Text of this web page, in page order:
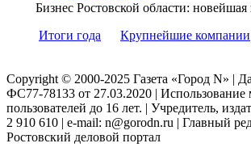
Бизнес Ростовской области: новейшая
Итоги года
Крупнейшие компании
Copyright © 2000-2025 Газета «Город N» |
ФС77-78133 от 27.03.2020 |
пользователей до 16 лет. | Учредитель,
2 910 610 | e-mail: n@gorodn.ru | Главный
Ростовский деловой портал